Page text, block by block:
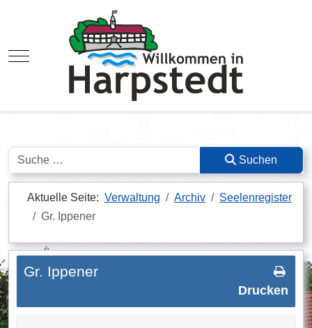
Mobile Menu Toggle
Suchen Suchen
Aktuelle Seite: Verwaltung Archiv
Seelenregister
Gr. Ippener
Drucken
Gr. Ippener